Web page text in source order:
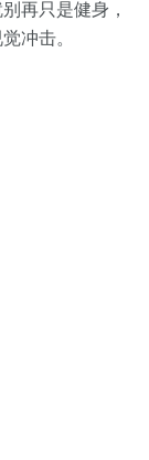
再只是健身，
冲击。